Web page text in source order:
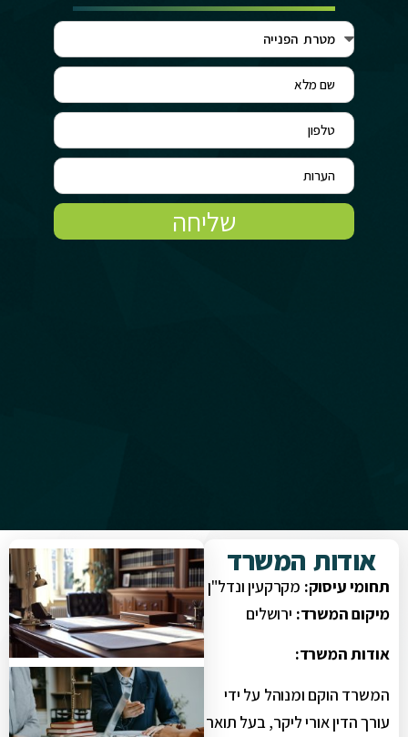
שליחה
אודות המשרד
תחומי עיסוק: מקרקעין ונדל"ן
מיקום המשרד: ירושלים
אודות המשרד:
המשרד הוקם ומנוהל על ידי
עורך הדין אורי ליקר, בעל תואר